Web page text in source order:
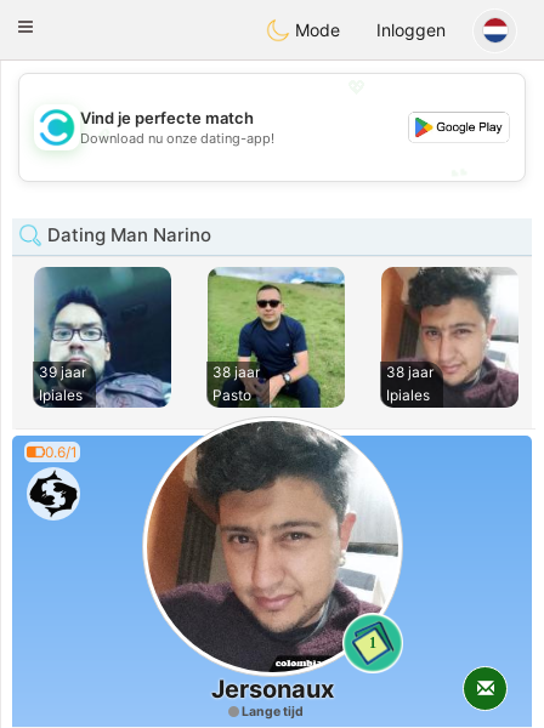
olombiaCitas
Toggle
Mode Inloggen
💕
Vind je perfecte match
Download nu onze dating-app!
Dating Man Narino
39 jaar
Ipiales
38 jaar
Pasto
38 jaar
Ipiales
0.6/1
1
Jersonaux
Lange tijd